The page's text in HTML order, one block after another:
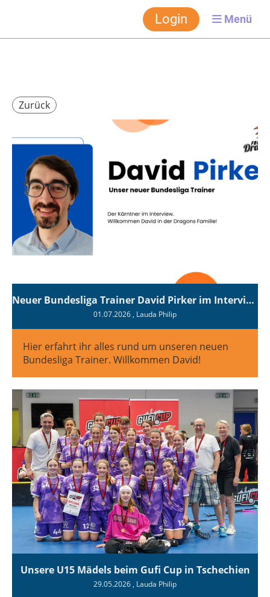
Login Menü
Zurück
Neuer Bundesliga Trainer David Pirker im Interview
01.07.2026 , Lauda Philip
Hier erfahrt ihr alles rund um unseren neuen
Bundesliga Trainer. Willkommen David!
Unsere U15 Mädels beim Gufi Cup in Tschechien
29.05.2026 , Lauda Philip